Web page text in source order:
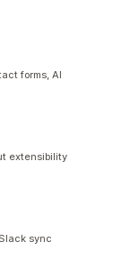
forms, AI
extensibility
sync